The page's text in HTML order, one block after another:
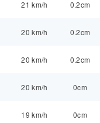
21 km/h 0.2cm
20 km/h 0.2cm
20 km/h 0.2cm
20 km/h 0cm
19 km/h 0cm